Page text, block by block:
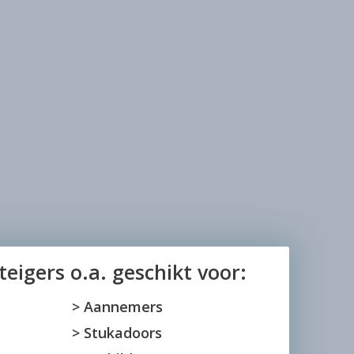
o.a. geschikt voor:
> Aannemers
> Stukadoors